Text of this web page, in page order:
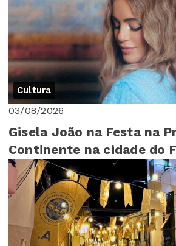
Cultura
03/08/2026
Gisela João na Festa na
Continente na cidade do